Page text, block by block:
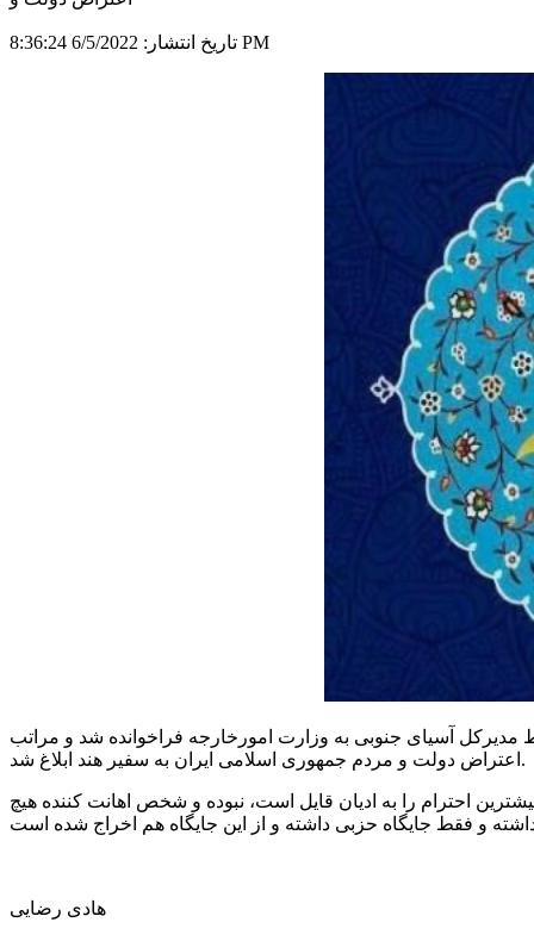
تاریخ انتشار: 6/5/2022 8:36:24 PM
آسیای جنوبی به وزارت امورخارجه فراخوانده شد و مراتب
اعتراض دولت و مردم جمهوری اسلامی ایران به سفیر هند ابلاغ شد.
احترام را به ادیان قایل است، نبوده و شخص اهانت کننده هیچ
هادی رضایی